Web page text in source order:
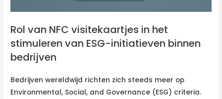
Rol van NFC visitekaartjes in het
stimuleren van ESG-initiatieven binnen
bedrijven
Bedrijven wereldwijd richten zich steeds meer op
Environmental, Social, and Governance (ESG) criteria.